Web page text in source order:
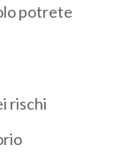
potrete
rischi